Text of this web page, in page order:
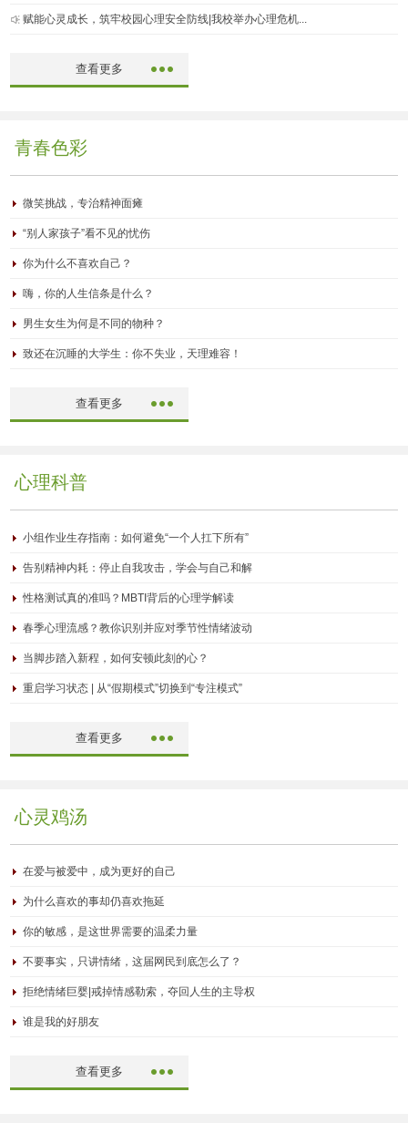
赋能心灵成长，筑牢校园心理安全防线|我校举办心理危机...
查看更多
青春色彩
微笑挑战，专治精神面瘫
“别人家孩子”看不见的忧伤
你为什么不喜欢自己？
嗨，你的人生信条是什么？
男生女生为何是不同的物种？
致还在沉睡的大学生：你不失业，天理难容！
查看更多
心理科普
小组作业生存指南：如何避免“一个人扛下所有”
告别精神内耗：停止自我攻击，学会与自己和解
性格测试真的准吗？MBTI背后的心理学解读
春季心理流感？教你识别并应对季节性情绪波动
当脚步踏入新程，如何安顿此刻的心？
重启学习状态 | 从“假期模式”切换到“专注模式”
查看更多
心灵鸡汤
在爱与被爱中，成为更好的自己
为什么喜欢的事却仍喜欢拖延
你的敏感，是这世界需要的温柔力量
不要事实，只讲情绪，这届网民到底怎么了？
拒绝情绪巨婴|戒掉情感勒索，夺回人生的主导权
谁是我的好朋友
查看更多